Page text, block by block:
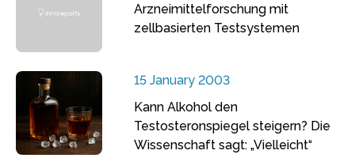
Arzneimittelforschung mit
zellbasierten Testsystemen
15 January 2003
Kann Alkohol den
Testosteronspiegel steigern? Die
Wissenschaft sagt: „Vielleicht“